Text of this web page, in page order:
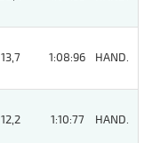
13,7 1:08:96 HAND.
12,2 1:10:77 HAND.